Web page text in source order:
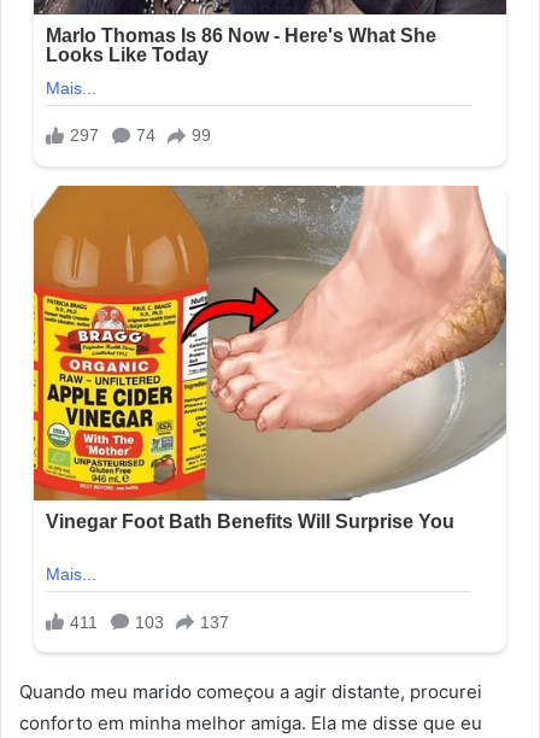
Quando meu marido começou a agir distante, procurei
conforto em minha melhor amiga. Ela me disse que eu